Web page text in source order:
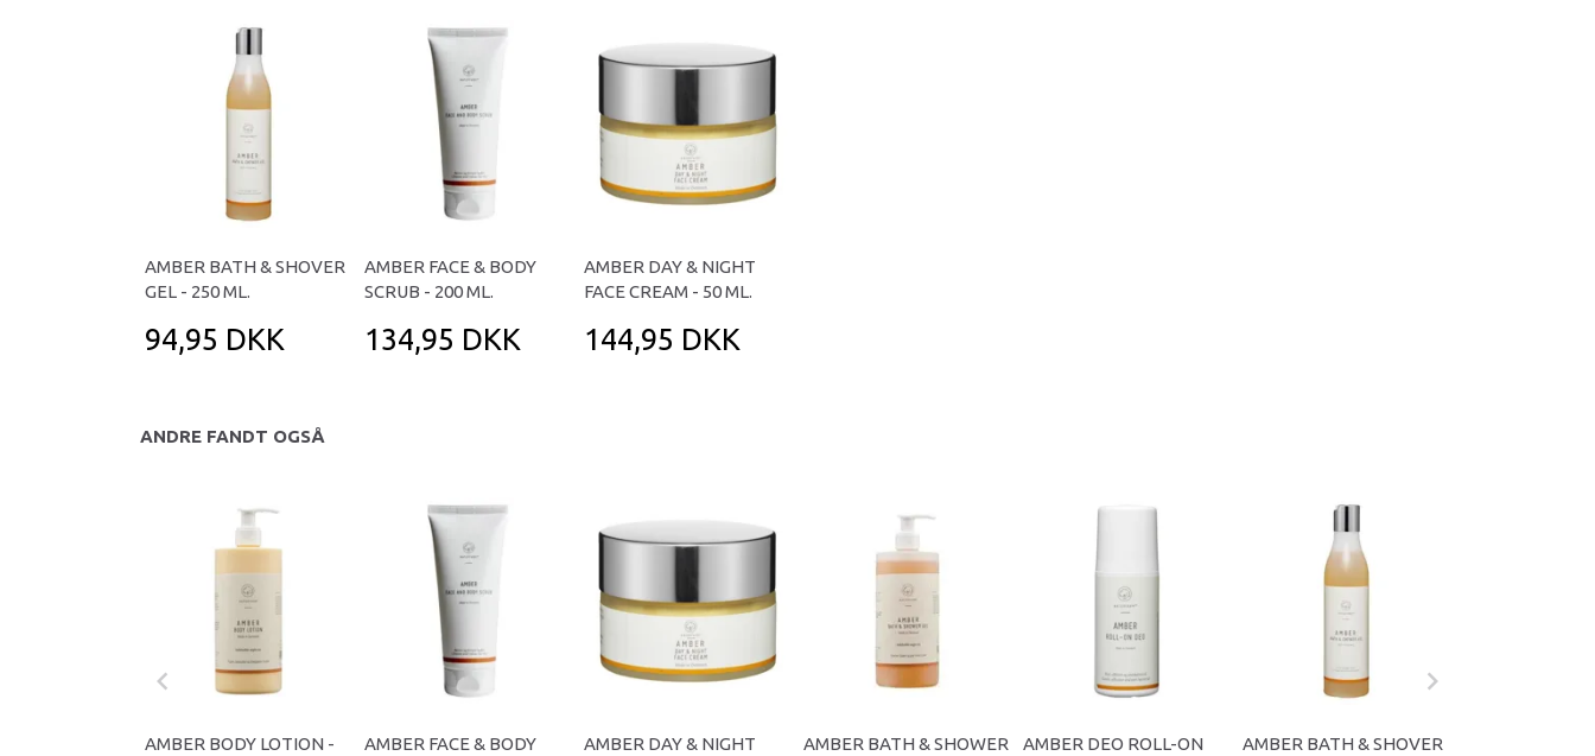
AMBER BATH & SHOVER
GEL - 250 ML.
94,95 DKK
AMBER FACE & BODY
SCRUB - 200 ML.
134,95 DKK
AMBER DAY & NIGHT
FACE CREAM - 50 ML.
144,95 DKK
ANDRE FANDT OGSÅ
AMBER BODY LOTION -
AMBER FACE & BODY
AMBER DAY & NIGHT
AMBER BATH & SHOWER
AMBER DEO ROLL-ON
AMBER BATH & SHOVER